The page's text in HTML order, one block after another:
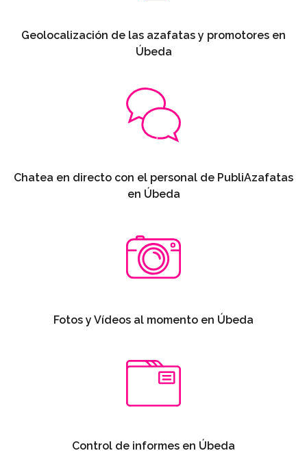
Geolocalización de las azafatas y promotores en
Úbeda
Chatea en directo con el personal de PubliAzafatas
en Úbeda
Fotos y Vídeos al momento en Úbeda
Control de informes en Úbeda